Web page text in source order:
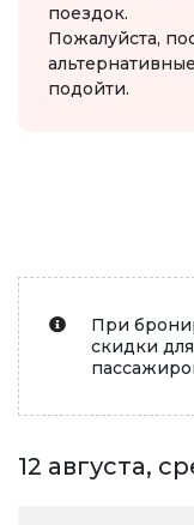
поездок.
Пожалуйста,
подойти.
При
скидки
12 августа,